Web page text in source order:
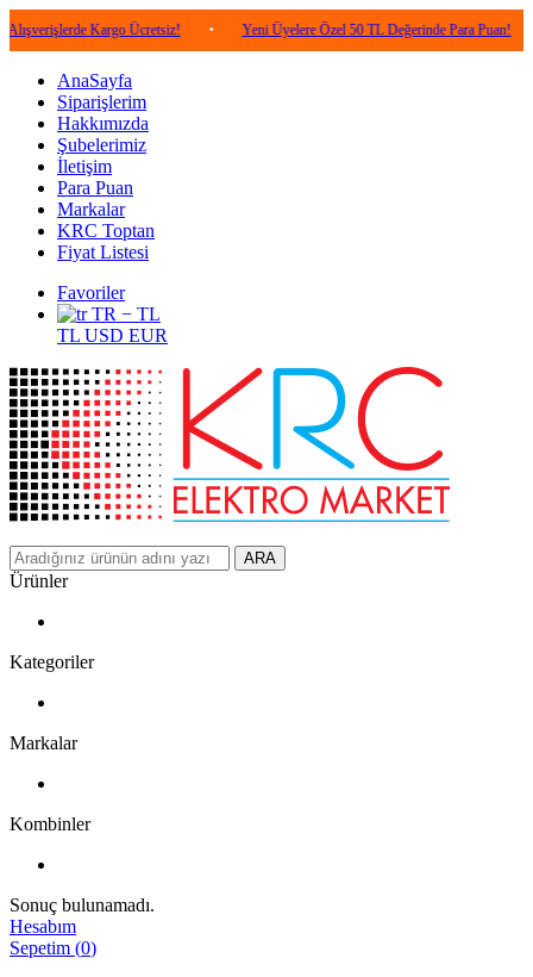
Kargo Ücretsiz! • Yeni Üyelere Özel 50 TL Değerinde Para Puan! •
AnaSayfa
Siparişlerim
Hakkımızda
Şubelerimiz
İletişim
Para Puan
Markalar
KRC Toptan
Fiyat Listesi
Favoriler
TR − TL
TL USD EUR
ARA
Ürünler
Kategoriler
Markalar
Kombinler
Sonuç bulunamadı.
Hesabım
Sepetim (0)